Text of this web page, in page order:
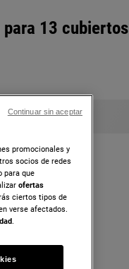
13 cubiertos
promocionales y
socios de redes
para que
ofertas
ciertos tipos de
verse afectados.
.
Continuar sin aceptar